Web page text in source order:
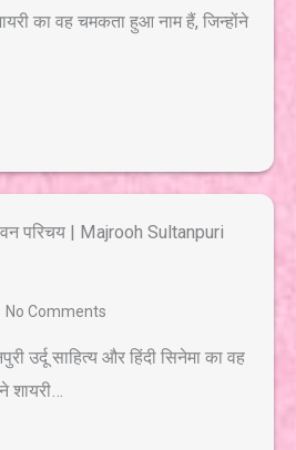
का वह चमकता हुआ नाम हैं, जिन्होंने
परिचय | Majrooh Sultanpuri
No Comments
उर्दू साहित्य और हिंदी सिनेमा का वह
शायरी…